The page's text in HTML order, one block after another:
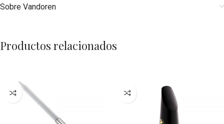
Sobre Vandoren
Productos relacionados